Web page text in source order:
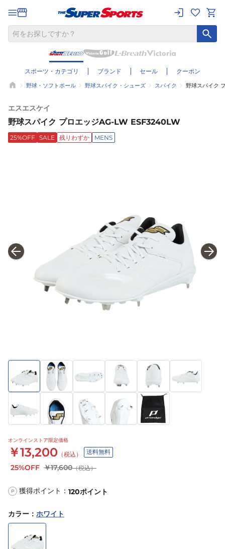
スポーツ・カテゴリ ブランド セール クーポン
野球・ソフトボール 野球スパイク・シューズ スパイク 野球スパイク
エスエスケイ
野球スパイク プロエッジAG-LW ESF3240LW
25%OFF SALE 残りわずか MENS
オンラインストア限定価格
￥13,200 （税込） 送料無料
25%OFF ￥17,600（税込）
P 獲得ポイント： 120ポイント
カラー ： ホワイト